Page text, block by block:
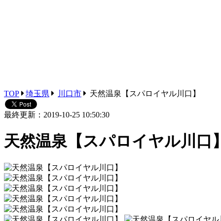
TOP 埼玉県 川口市 天然温泉【スパロイヤル川口】
最終更新：2019-10-25 10:50:30
天然温泉【スパロイヤル川口